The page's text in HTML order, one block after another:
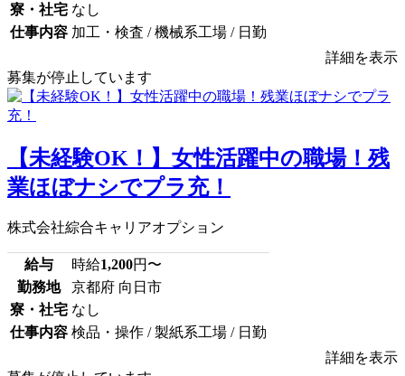
寮・社宅 なし
仕事内容 加工・検査 / 機械系工場 / 日勤
詳細を表示
募集が停止しています
【未経験OK！】女性活躍中の職場！残
業ほぼナシでプラ充！
株式会社綜合キャリアオプション
給与 時給1,200円〜
勤務地
京都府 向日市
寮・社宅 なし
仕事内容 検品・操作 / 製紙系工場 / 日勤
詳細を表示